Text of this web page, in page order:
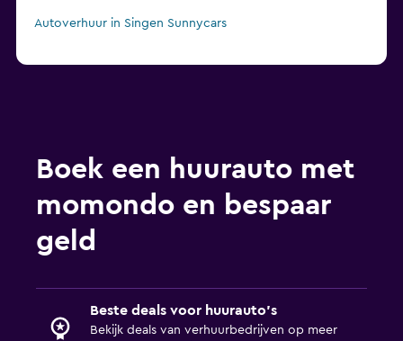
Autoverhuur in Singen Sunnycars
Boek een huurauto met
momondo en bespaar
geld
Beste deals voor huurauto's
Bekijk deals van verhuurbedrijven op meer